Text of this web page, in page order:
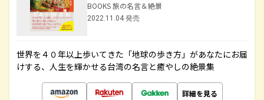
BOOKS 旅の名言＆絶景
2022.11.04 発売
世界を４０年以上歩いてきた「地球の歩き方」があなたにお届
けする、人生を輝かせる台湾の名言と癒やしの絶景集
詳細を見る